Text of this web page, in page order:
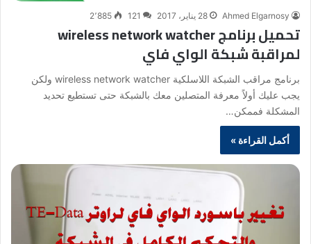
Ahmed Elgarnosy 28 يناير، 2017 121 2٬885
تحميل برنامج wireless network watcher
لمراقبة شبكة الواي فاي
برنامج مراقب الشبكة اللاسلكية wireless network watcher ولكن
يجب عليك أولاً معرفة المتصلين معك بالشبكة حتى تستطيع تحديد
المشكلة فممكن…
أكمل القراءة »